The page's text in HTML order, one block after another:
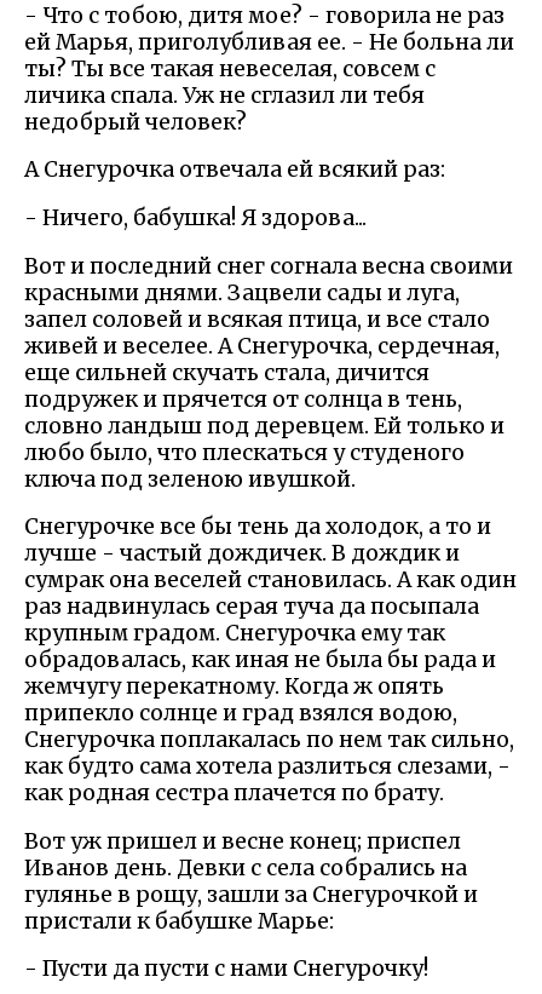
- Что с тобою, дитя мое? - говорила не раз
ей Марья, приголубливая ее. - Не больна ли
ты? Ты все такая невеселая, совсем с
личика спала. Уж не сглазил ли тебя
недобрый человек?
А Снегурочка отвечала ей всякий раз:
- Ничего, бабушка! Я здорова...
Вот и последний снег согнала весна своими
красными днями. Зацвели сады и луга,
запел соловей и всякая птица, и все стало
живей и веселее. А Снегурочка, сердечная,
еще сильней скучать стала, дичится
подружек и прячется от солнца в тень,
словно ландыш под деревцем. Ей только и
любо было, что плескаться у студеного
ключа под зеленою ивушкой.
Снегурочке все бы тень да холодок, а то и
лучше - частый дождичек. В дождик и
сумрак она веселей становилась. А как один
раз надвинулась серая туча да посыпала
крупным градом. Снегурочка ему так
обрадовалась, как иная не была бы рада и
жемчугу перекатному. Когда ж опять
припекло солнце и град взялся водою,
Снегурочка поплакалась по нем так сильно,
как будто сама хотела разлиться слезами, -
как родная сестра плачется по брату.
Вот уж пришел и весне конец; приспел
Иванов день. Девки с села собрались на
гулянье в рощу, зашли за Снегурочкой и
пристали к бабушке Марье:
- Пусти да пусти с нами Снегурочку!